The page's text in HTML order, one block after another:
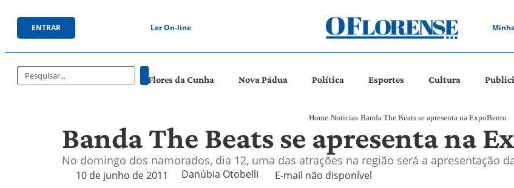
ENTRAR Ler On-line
Flores da Cunha Nova Pádua Política Esportes Cultura
Home Notícias Banda The Beats se apresenta na ExpoBento
Banda The Beats se apresenta na
No domingo dos namorados, dia 12, uma das atrações na região será a apresentação
10 de junho de 2011 Danúbia Otobelli  E-mail não disponível